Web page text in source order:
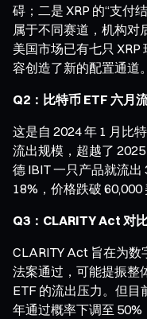
碍；二是 XRP 的“支付
属于不同赛道，机构对
美国市场已有七只
容创造了新的配置通道。
Q2：比特币 ETF 六月
这是自 2024 年 1 月比
流出规模，超越了
德 IBIT 一只产品就流
18%，价格跌破 60,000
Q3：CLARITY Act 对
CLARITY Act 旨在为
法案通过，可能提振整
ETF 的流出压力。但目
年通过概率下调至 50%